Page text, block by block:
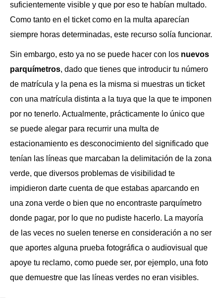
suficientemente visible y que por eso te habían multado.
Como tanto en el ticket como en la multa aparecían
siempre horas determinadas, este recurso solía funcionar.
Sin embargo, esto ya no se puede hacer con los nuevos
parquímetros, dado que tienes que introducir tu número
de matrícula y la pena es la misma si muestras un ticket
con una matrícula distinta a la tuya que la que te imponen
por no tenerlo. Actualmente, prácticamente lo único que
se puede alegar para recurrir una multa de
estacionamiento es desconocimiento del significado que
tenían las líneas que marcaban la delimitación de la zona
verde, que diversos problemas de visibilidad te
impidieron darte cuenta de que estabas aparcando en
una zona verde o bien que no encontraste parquímetro
donde pagar, por lo que no pudiste hacerlo. La mayoría
de las veces no suelen tenerse en consideración a no ser
que aportes alguna prueba fotográfica o audiovisual que
apoye tu reclamo, como puede ser, por ejemplo, una foto
que demuestre que las líneas verdes no eran visibles.